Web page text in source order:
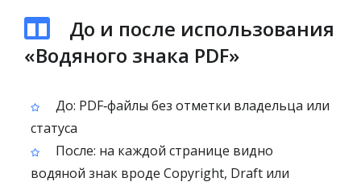
До и после использования
«Водяного знака PDF»
До: PDF‑файлы без отметки владельца или
статуса
После: на каждой странице видно
водяной знак вроде Copyright, Draft или